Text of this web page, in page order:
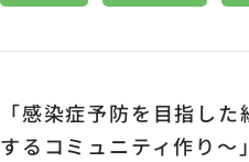
「感染症予防を目指し
するコミュニティ作り